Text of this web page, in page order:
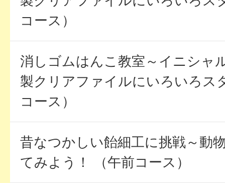
コース）
消しゴムはんこ教室～イニシャ
製クリアファイルにいろいろス
コース）
昔なつかしい飴細工に挑戦～動
てみよう！ （午前コース）